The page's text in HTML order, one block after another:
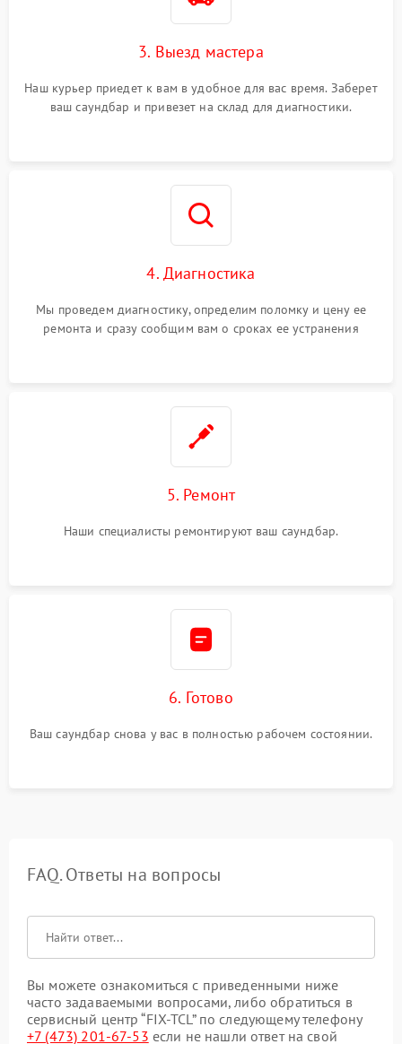
3. Выезд мастера
Наш курьер приедет к вам в удобное для вас время. Заберет
ваш саундбар и привезет на склад для диагностики.
4. Диагностика
Мы проведем диагностику, определим поломку и цену ее
ремонта и сразу сообщим вам о сроках ее устранения
5. Ремонт
Наши специалисты ремонтируют ваш саундбар.
6. Готово
Ваш саундбар снова у вас в полностью рабочем состоянии.
FAQ. Ответы на вопросы
Вы можете ознакомиться с приведенными ниже
часто задаваемыми вопросами, либо обратиться в
сервисный центр “FIX-TCL” по следующему телефону
+7 (473) 201-67-53 если не нашли ответ на свой